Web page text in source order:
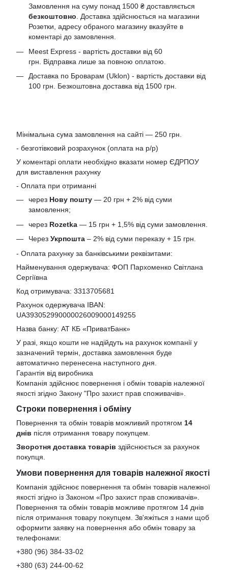
Замовлення на суму понад 1500 ₴ доставляється
безкоштовно . Доставка здійснюється на магазини
Розетки, адресу обраного магазину вказуйте в
коментарі до замовлення.
Meest Express - вартість доставки від 60
грн. Відправка лише за повною оплатою.
Доставка по Броварам (Uklon) - вартість доставки від
100 грн. Безкоштовна доставка від 1500 грн.
Мінімальна сума замовлення на сайті — 250 грн.
- безготівковий розрахунок (оплата на р/р)
У коментарі оплати необхідно вказати номер ЄДРПОУ
для виставлення рахунку
- Оплата при отриманні
через Нову пошту — 20 грн + 2% від суми
замовлення;
через Rozetka — 15 грн + 1,5% від суми замовлення.
Через Укрпошта – 2% від суми переказу + 15 грн.
- Оплата рахунку за банківськими реквізитами:
Найменування одержувача: ФОП Пархоменко Світлана
Сергіївна
Код отримувача: 3313705681
Рахунок одержувача IBAN:
UA393052990000026009000149255
Назва банку: АТ КБ «ПриватБанк»
У разі, якщо кошти не надійдуть на рахунок компанії у
зазначений термін, доставка замовлення буде
автоматично перенесена наступного дня.
Гарантія від виробника
Компанія здійснює повернення і обмін товарів належної
якості згідно Закону "Про захист прав споживачів»
Строки повернення і обміну
Повернення та обмін товарів можливий протягом 14
днів після отримання товару покупцем.
Зворотня доставка товарів здійснюється за рахунок
покупця.
Умови повернення для товарів належної якості
Компанія здійснює повернення та обмін товарів належної
якості згідно із Законом «Про захист прав споживачів».
Повернення та обмін товарів можливе протягом 14 днів
після отримання товару покупцем. Зв'яжіться з нами щоб
оформити заявку на повернення або обмін товару за
телефонами:
+380 (96) 384-33-02
+380 (63) 244-00-62